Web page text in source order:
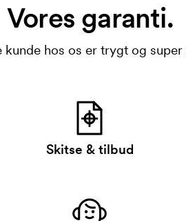
Vores garanti.
hos os er trygt og super
Skitse & tilbud